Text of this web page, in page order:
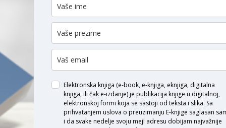
KOMENTAR
Elektronska knjiga (e-book, e-knjiga, eknjiga, digitalna
knjiga, ili čak e-izdanje) je publikacija knjige u digitalnoj,
elektronskoj formi koja se sastoji od teksta i slika. Sa
prihvatanjem uslova o preuzimanju E-knjige saglasan
i da svake nedelje svoju mejl adresu dobijam najvažnije